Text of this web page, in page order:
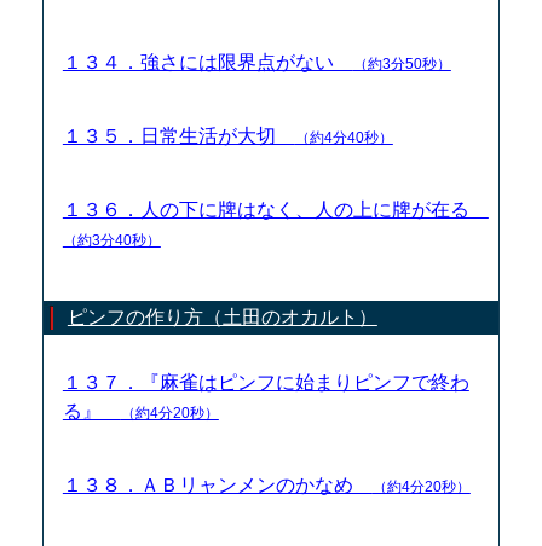
１３４．強さには限界点がない （約3分50秒）
１３５．日常生活が大切 （約4分40秒）
１３６．人の下に牌はなく、人の上に牌が在る
（約3分40秒）
ピンフの作り方（土田のオカルト）
１３７．『麻雀はピンフに始まりピンフで終わ
る』
（約4分20秒）
１３８．ＡＢリャンメンのかなめ （約4分20秒）